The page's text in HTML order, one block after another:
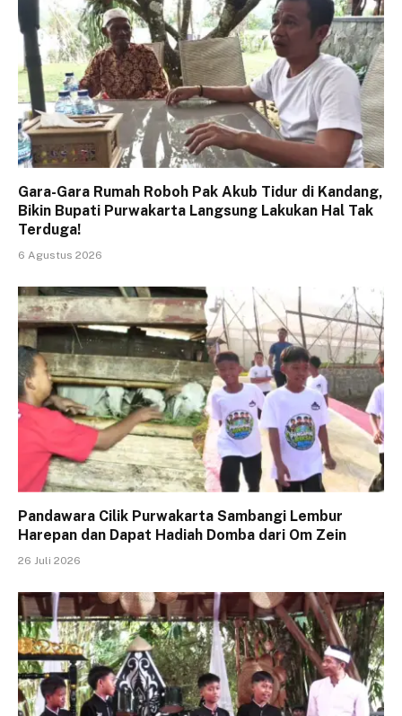
Gara-Gara Rumah Roboh Pak Akub Tidur di Kandang,
Bikin Bupati Purwakarta Langsung Lakukan Hal Tak
Terduga!
6 Agustus 2026
Pandawara Cilik Purwakarta Sambangi Lembur
Harepan dan Dapat Hadiah Domba dari Om Zein
26 Juli 2026